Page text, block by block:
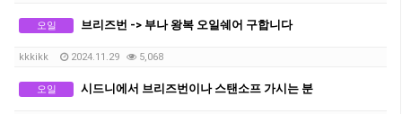
오일 브리즈번 -> 부나 왕복 오일쉐어 구합니다
kkkikk 2024.11.29 5,068
오일 시드니에서 브리즈번이나 스탠소프 가시는 분